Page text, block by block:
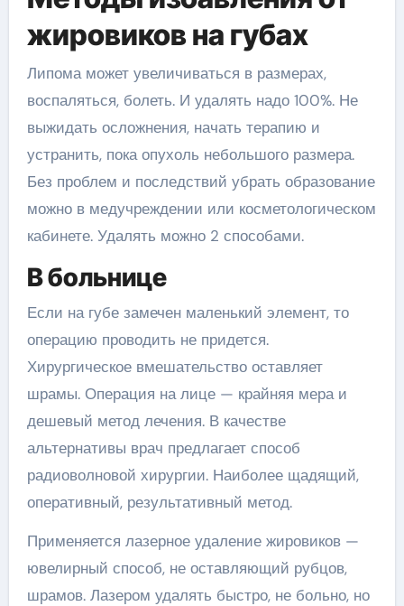
жировиков на губах
Липома может увеличиваться в размерах,
воспаляться, болеть. И удалять надо 100%. Не
выжидать осложнения, начать терапию и
устранить, пока опухоль небольшого размера.
Без проблем и последствий убрать образование
можно в медучреждении или косметологическом
кабинете. Удалять можно 2 способами.
В больнице
Если на губе замечен маленький элемент, то
операцию проводить не придется.
Хирургическое вмешательство оставляет
шрамы. Операция на лице — крайняя мера и
дешевый метод лечения. В качестве
альтернативы врач предлагает способ
радиоволновой хирургии. Наиболее щадящий,
оперативный, результативный метод.
Применяется лазерное удаление жировиков —
ювелирный способ, не оставляющий рубцов,
шрамов. Лазером удалять быстро, не больно, но